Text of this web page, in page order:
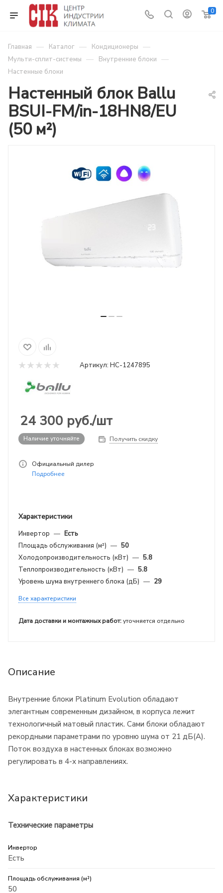
0
Главная — Каталог — Кондиционеры —
Мульти-сплит-системы — Внутренние блоки —
Настенные блоки
Настенный блок Ballu
BSUI-FM/in-18HN8/EU
(50 м²)
Артикул: НС-1247895
24 300 руб./шт
Наличие уточняйте Получить скидку
Официальный дилер
Подробнее
Характеристики
Инвертор — Есть
Площадь обслуживания (м²) — 50
Холодопроизводительность (кВт) — 5.8
Теплопроизводительность (кВт) — 5.8
Уровень шума внутреннего блока (дБ) — 29
Все характеристики
Дата доставки и монтажных работ:уточняется отдельно
Описание
Внутренние блоки Platinum Evolution обладают
элегантным современным дизайном, в корпуса лежит
технологичный матовый пластик. Сами блоки обладают
рекордными параметрами по уровню шума от 21 дБ(А).
Поток воздуха в настенных блоках возможно
регулировать в 4-х направлениях.
Характеристики
Технические параметры
Инвертор
Есть
Площадь обслуживания (м²)
50